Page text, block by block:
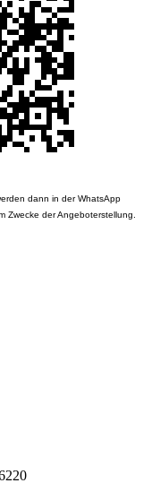
dann in der WhatsApp
Zwecke der Angeboterstellung.